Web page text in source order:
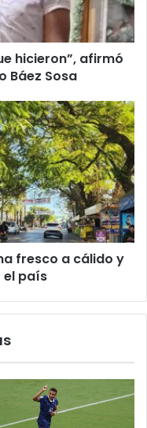
hicieron”, afirmó
Báez Sosa
fresco a cálido y
el país